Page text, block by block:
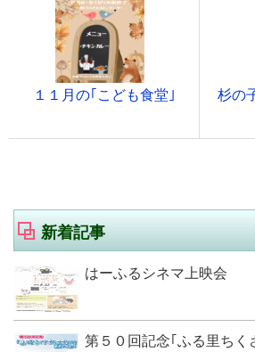
１１月の｢こども食堂｣
杉の
新着記事
はーふるシネマ上映会
第５０回記念｢ふる里ちく